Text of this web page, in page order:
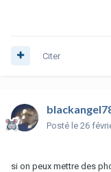
Citer
Posté le 26
si on peux mettre des